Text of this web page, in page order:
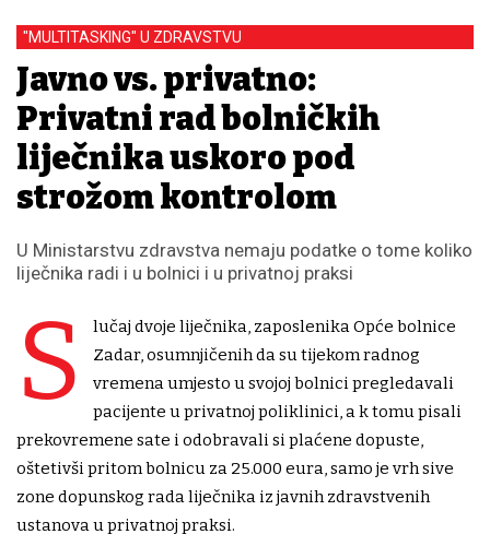
"MULTITASKING" U ZDRAVSTVU
Javno vs. privatno:
Privatni rad bolničkih
liječnika uskoro pod
strožom kontrolom
U Ministarstvu zdravstva nemaju podatke o tome koliko
liječnika radi i u bolnici i u privatnoj praksi
S
lučaj dvoje liječnika, zaposlenika Opće bolnice
Zadar, osumnjičenih da su tijekom radnog
vremena umjesto u svojoj bolnici pregledavali
pacijente u privatnoj poliklinici, a k tomu pisali
prekovremene sate i odobravali si plaćene dopuste,
oštetivši pritom bolnicu za 25.000 eura, samo je vrh sive
zone dopunskog rada liječnika iz javnih zdravstvenih
ustanova u privatnoj praksi.